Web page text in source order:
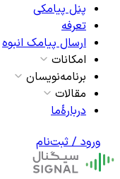
پنل پیامکی
تعرفه
ارسال پیامک انبوه
امکانات
برنامه‌نویسان
مقالات
دربارۀما
ورود / ثبت‌نام